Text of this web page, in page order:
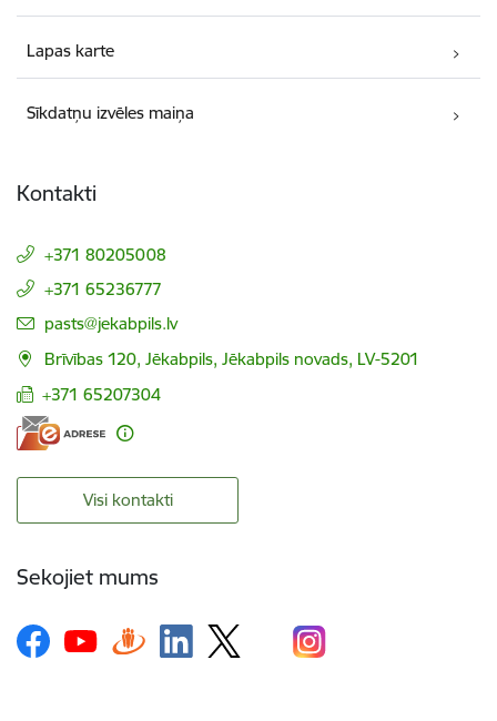
Lapas karte
Sīkdatņu izvēles maiņa
Kontakti
+371 80205008
+371 65236777
E-pasts:
pasts@jekabpils.lv
Brīvības 120, Jēkabpils, Jēkabpils novads, LV-5201
+371 65207304
Visi kontakti
Sekojiet mums